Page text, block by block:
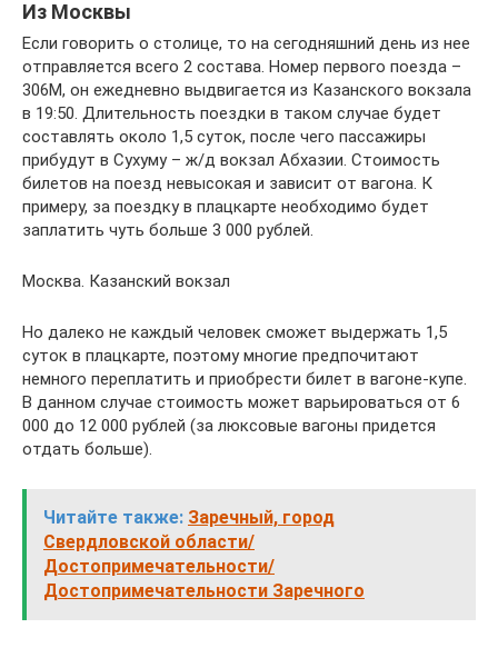
Из Москвы
Если говорить о столице, то на сегодняшний день из нее
отправляется всего 2 состава. Номер первого поезда –
306М, он ежедневно выдвигается из Казанского вокзала
в 19:50. Длительность поездки в таком случае будет
составлять около 1,5 суток, после чего пассажиры
прибудут в Сухуму – ж/д вокзал Абхазии. Стоимость
билетов на поезд невысокая и зависит от вагона. К
примеру, за поездку в плацкарте необходимо будет
заплатить чуть больше 3 000 рублей.
Москва. Казанский вокзал
Но далеко не каждый человек сможет выдержать 1,5
суток в плацкарте, поэтому многие предпочитают
немного переплатить и приобрести билет в вагоне-купе.
В данном случае стоимость может варьироваться от 6
000 до 12 000 рублей (за люксовые вагоны придется
отдать больше).
Читайте также: Заречный, город
Свердловской области/
Достопримечательности/
Достопримечательности Заречного